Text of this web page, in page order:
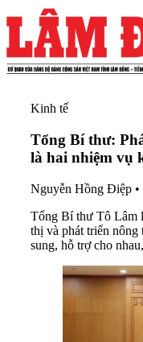
Kinh tế
Tổng Bí thư:
là hai nhiệm vụ
Nguyễn Hồng Điệp •
Tổng Bí thư Tô Lâm
thị và phát triển
sung, hỗ trợ cho